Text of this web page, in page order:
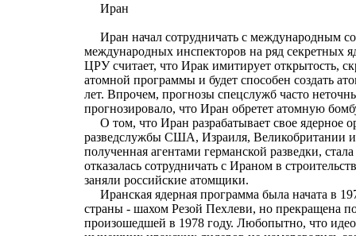
Иран
Иран начал сотрудничать с международным
международных инспекторов на ряд секретных
ЦРУ считает, что Ирак имитирует открытость,
атомной программы и будет способен создать
лет. Впрочем, прогнозы спецслужб часто
прогнозировало, что Иран обретет атомную
О том, что Иран разрабатывает свое ядерное
разведслужбы США, Израиля, Великобритании
полученная агентами германской разведки,
отказалась сотрудничать с Ираном в
заняли российские атомщики.
Иранская ядерная программа была начата в
страны - шахом Резой Пехлеви, но прекращена
произошедшей в 1978 году. Любопытно, что